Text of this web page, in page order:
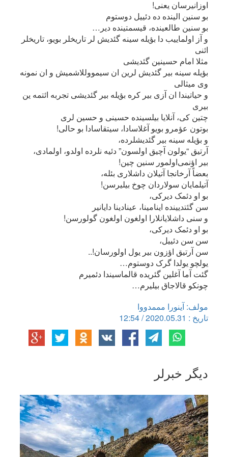
اوزانیرسان یعنی!
بو سنین الینده ده دئییل دوستوم
بو سنین طالعینده، قیسمتینده دیر…
و آز اولماییب دا بؤیله سینه گئدیش لر تاریخلر بویو، تاریخلر
ائنی
مثلا امام حسینین گئدیشی
بؤیله سینه بیر گئدیش لرین ان سیمووللاشمیش و ان نمونه
وی میثالی
و حیاتیندا ان آزی بیر کره بؤیله بیر گئدیشی تجربه ائتمه ین
بیری
چتین کی، آنلایا بیلسینده حسینی و حسین لری
بوتون عؤمرو بویو آغلاسادا، سیتقاسادا بو حالی!
و بؤیله سینه بیر گئدیشلرده،
آرتیق “یولون آچیق اولسون” دئیه نلرده اولدو، اولمادی،
بیر اؤنمی‌اولمور سنین چین!
بعضاً آرخانجا آتیلان داشلاری بئله،
آتیلمایان سولاردان چوخ بیلیرسن!
بو او دئمک دیرکی،
سن گئتدیینده اینامینا، عینادینا دایانیر
و سنی داشلایانلارا اولغون اولغون گولورسن!
بو او دئمک دیرکی،
سن سن دئییل،
سن آرتیق اؤزون بیر یول اولورسان!..
یولچو یولدا گرک دوستوم…
گئت آما آغلین گئریده قالماسیندا دئمیرم
چونکو قالاجاق بیلیرم…
مولف: آینورا مممدووا
تاریخ : 2020.05.31 / 12:54
دیگر خبرلر